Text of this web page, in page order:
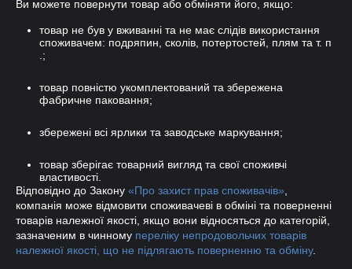
Ви можете повернути товар або обміняти його, якщо:
товар не був у вживанні та не має слідів використання
споживачем: подряпин, сколів, потертостей, плям та т. п
.;
товар повністю укомплектований та збережена
фабричне паковання;
збережені всі ярлики та заводське маркування;
товар зберігає товарний вигляд та свої споживчі
властивості.
Відповідно до Закону «Про захист прав споживачів»
компанія може відмовити споживачеві в обміні та поверненні
товарів належної якості, якщо вони відносяться до категорій,
зазначеним в чинному переліку непродовольчих товарів
належної якості, що не підлягають поверненню та обміну.